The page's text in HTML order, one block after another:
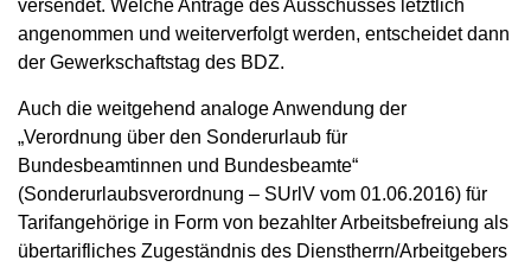
versendet. Welche Anträge des Ausschusses letztlich
angenommen und weiterverfolgt werden, entscheidet dann
der Gewerkschaftstag des BDZ.
Auch die weitgehend analoge Anwendung der
„Verordnung über den Sonderurlaub für
Bundesbeamtinnen und Bundesbeamte“
(Sonderurlaubsverordnung – SUrlV vom 01.06.2016) für
Tarifangehörige in Form von bezahlter Arbeitsbefreiung als
übertarifliches Zugeständnis des Dienstherrn/Arbeitgebers